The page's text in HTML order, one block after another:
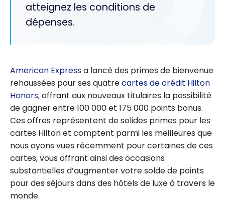
atteignez les conditions de
dépenses.
American Expressa lancé des primes de bienvenue
rehaussées pour ses quatrecartes de crédit Hilton
Honors, offrant aux nouveaux titulaires la possibilité
de gagner entre 100 000 et 175 000 points bonus.
Ces offres représentent de solides primes pour les
cartes Hilton et comptent parmi les meilleures que
nous ayons vues récemment pour certaines de ces
cartes, vous offrant ainsi des occasions
substantielles d’augmenter votre solde de points
pour des séjours dans des hôtels de luxe à travers le
monde.